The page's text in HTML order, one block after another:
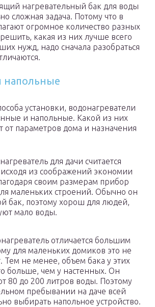
нагревательный бак для воды
сложная задача. Потому что в
огромное количество разных
какая из них лучше всего
нужд, надо сначала разобраться
напольные
установки, водонагреватели
и напольные. Какой из них
от параметров дома и назначения
для дачи считается
из соображений экономии
своим размерам прибор
маленьких строений. Обычно он
бак, поэтому хорош для людей,
мало воды.
отличается большим
для маленьких домиков это не
Тем не менее, объем бака у этих
больше, чем у настенных. Он
80 до 200 литров воды. Поэтому
пребывании на даче всей
выбирать напольное устройство.